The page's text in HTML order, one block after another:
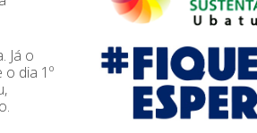
Já o
dia 1º